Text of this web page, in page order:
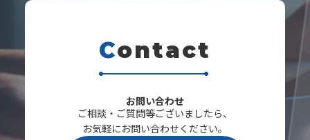
Contact
お問い合わせ
ご相談・ご質問等ございましたら、
お気軽にお問い合わせください。